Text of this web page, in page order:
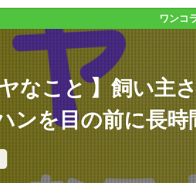
ワンコライフが１０００
なこと 】飼い主
を目の前に長時